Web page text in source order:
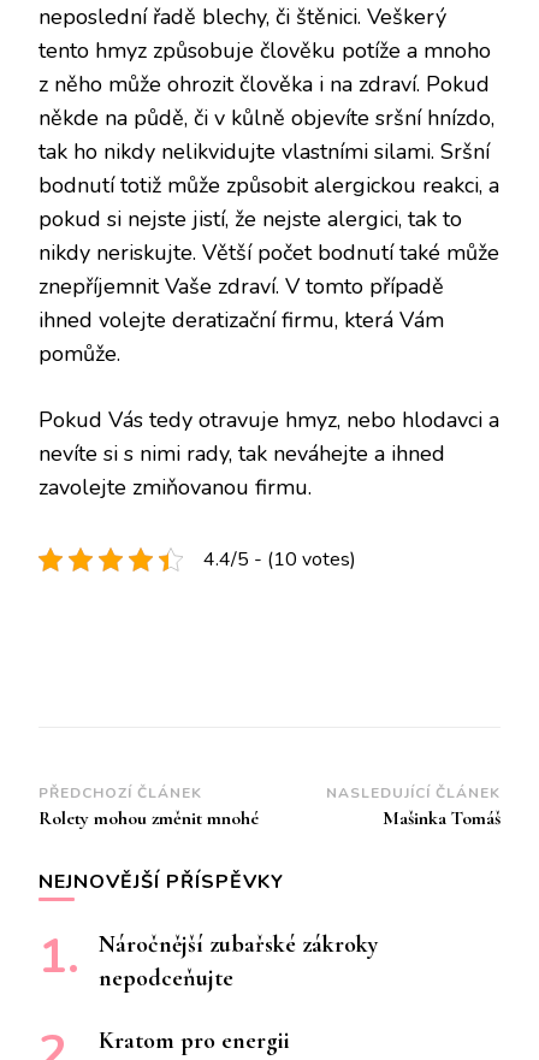
neposlední řadě blechy, či štěnici. Veškerý
tento hmyz způsobuje člověku potíže a mnoho
z něho může ohrozit člověka i na zdraví. Pokud
někde na půdě, či v kůlně objevíte sršní hnízdo,
tak ho nikdy nelikvidujte vlastními silami. Sršní
bodnutí totiž může způsobit alergickou reakci, a
pokud si nejste jistí, že nejste alergici, tak to
nikdy neriskujte. Větší počet bodnutí také může
znepříjemnit Vaše zdraví. V tomto případě
ihned volejte deratizační firmu, která Vám
pomůže.
Pokud Vás tedy otravuje hmyz, nebo hlodavci a
nevíte si s nimi rady, tak neváhejte a ihned
zavolejte zmiňovanou firmu.
4.4/5 - (10 votes)
Navigace
příspěvku
PŘEDCHOZÍ ČLÁNEK
Rolety mohou změnit mnohé
NASLEDUJÍCÍ ČLÁNEK
Mašinka Tomáš
NEJNOVĚJŠÍ PŘÍSPĚVKY
Náročnější zubařské zákroky
nepodceňujte
Kratom pro energii